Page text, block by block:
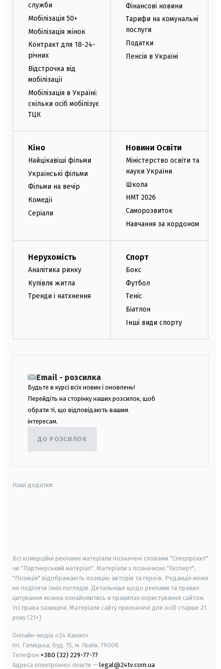
служби
Мобілізація 50+
Мобілізація жінок
Контракт для 18-24-
річних
Відстрочка від
мобілізації
Мобілізація в Україні:
скільки осіб мобілізує
ТЦК
Фінансові новини
Тарифи на комунальні
послуги
Податки
Пенсія в Україні
Кіно
Найцікавіші фільми
Українські фільми
Фільми на вечір
Комедії
Серіали
Новини Освіти
Міністерство освіти та
науки України
Школа
НМТ 2026
Саморозвиток
Навчання за кордоном
Нерухомість
Аналітика ринку
Купівля житла
Тренди і натхнення
Спорт
Бокс
Футбол
Теніс
Біатлон
Інші види спорту
Email - розсилка
Будьте в курсі всіх новин і оновлень!
Перейдіть на сторінку наших розсилок, щоб
обрати ті, що відповідають вашим
інтересам.
ДО РОЗСИЛОК
Наші додатки:
Всі комерційні рекламні матеріали позначені словами "Спецпроєкт"
чи "Партнерський матеріал". Матеріали з позначкою "Експерт",
"Позиція" відображають позицію авторів та героїв. Редакція може
не поділяти їхніх поглядів. Детальніше щодо реклами та правил
цитування можна ознайомитись в правилах користування сайтом.
Усі права захищені. Матеріали сайту призначені для осіб старше 21
року (21+)
Онлайн-медіа «24 Канал»
пл. Галицька, буд. 15, м. Львів, 79008
Телефон +380 (32) 229-77-77
Адреса електронної пошти — legal@24tv.com.ua